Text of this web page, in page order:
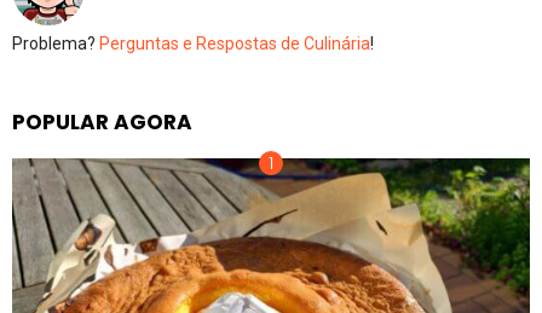
Problema? Perguntas e Respostas de Culinária!
POPULAR AGORA